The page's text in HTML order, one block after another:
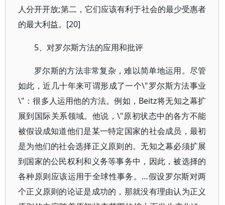
人分开开放;第二，它们应该有利于社会的最少受惠者
的最大利益。[20]
5、对罗尔斯方法的应用和批评
罗尔斯的方法非常复杂，难以简单地运用。尽管
如此，近几十年来可谓形成了一个\"罗尔斯方法事业
\"：很多人运用他的方法。例如，Beitz将无知之幕扩
展到国际关系领域。他说，\"原初状态中的各方不能
被假设成知道他们是某一特定国家的社会成员，最初
是为他们的社会选择正义原则的。无知之幕必须扩展
到国家的公民权利和义务等事务中，因此，被选择的
各种原则应该运用于全球性事务。…假设罗尔斯对两
个正义原则的论证是成功的，那就没有理由认为正义